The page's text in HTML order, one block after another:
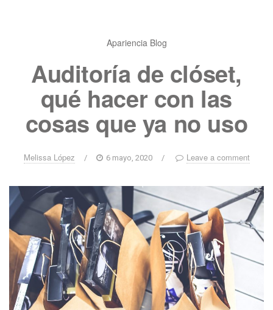
Apariencia Blog
Auditoría de clóset,
qué hacer con las
cosas que ya no uso
Melissa López / 6 mayo, 2020 / Leave a comment